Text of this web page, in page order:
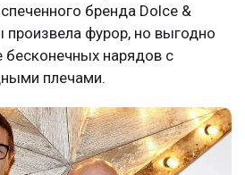
бренда Dolce &
произвела фурор, но выгодно
нарядов с
плечами.